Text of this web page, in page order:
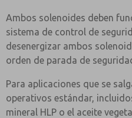
Ambos solenoides deben
sistema de control de
desenergizar ambos
orden de parada de
Para aplicaciones que se
operativos estándar,
mineral HLP o el aceite